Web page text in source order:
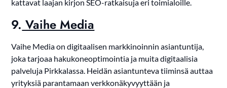
kattavat laajan kirjon SEO-ratkaisuja eri toimialoille.
9. Vaihe Media
Vaihe Media on digitaalisen markkinoinnin asiantuntija,
joka tarjoaa hakukoneoptimointia ja muita digitaalisia
palveluja Pirkkalassa. Heidän asiantunteva tiiminsä auttaa
yrityksiä parantamaan verkkonäkyvyyttään ja